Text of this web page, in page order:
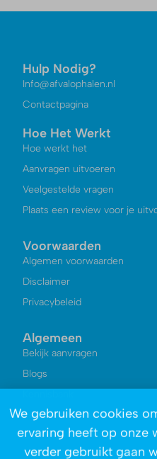
Hulp Nodig?
Info@afvalophalen.nl
Contactpagina
Hoe Het Werkt
Hoe werkt het
Aanvragen uitvoeren
Veelgestelde vragen
Plaats een review voor je
Voorwaarden
Algemen voorwaarden
Disclaimer
Privacybeleid
Algemeen
Bekijk aanvragen
Blogs
Reviews
Over ons
We gebruiken cookies
ervaring heeft op onze
verder gebruikt gaan